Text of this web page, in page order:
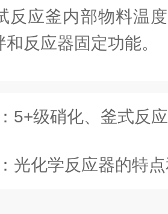
反应釜内部物料温
反应器固定功能。
5+级硝化、釜式反应有火花
光化学反应器的特点